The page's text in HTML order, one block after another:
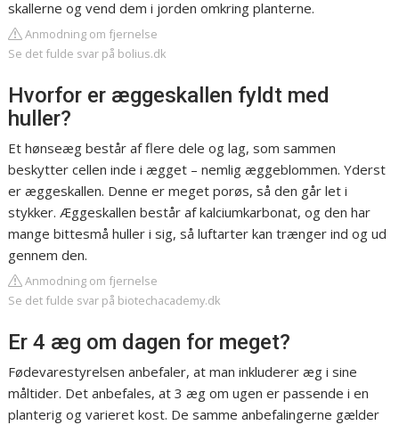
skallerne og vend dem i jorden omkring planterne.
Anmodning om fjernelse
Se det fulde svar på bolius.dk
Hvorfor er æggeskallen fyldt med
huller?
Et hønseæg består af flere dele og lag, som sammen
beskytter cellen inde i ægget – nemlig æggeblommen. Yderst
er æggeskallen. Denne er meget porøs, så den går let i
stykker. Æggeskallen består af kalciumkarbonat, og den har
mange bittesmå huller i sig, så luftarter kan trænger ind og ud
gennem den.
Anmodning om fjernelse
Se det fulde svar på biotechacademy.dk
Er 4 æg om dagen for meget?
Fødevarestyrelsen anbefaler, at man inkluderer æg i sine
måltider. Det anbefales, at 3 æg om ugen er passende i en
planterig og varieret kost. De samme anbefalingerne gælder